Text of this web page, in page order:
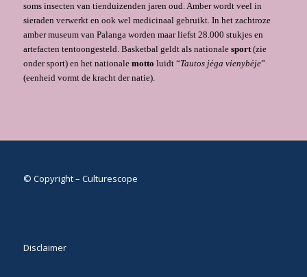
soms insecten van tienduizenden jaren oud. Amber wordt veel in
sieraden verwerkt en ook wel medicinaal gebruikt. In het zachtroze
amber museum van Palanga worden maar liefst 28.000 stukjes en
artefacten tentoongesteld. Basketbal geldt als nationale sport(zie
onder sport) en het nationale motto luidt “Tautos jėga vienybėje”
(eenheid vormt de kracht der natie).
© Copyright – Culturescope
Disclaimer